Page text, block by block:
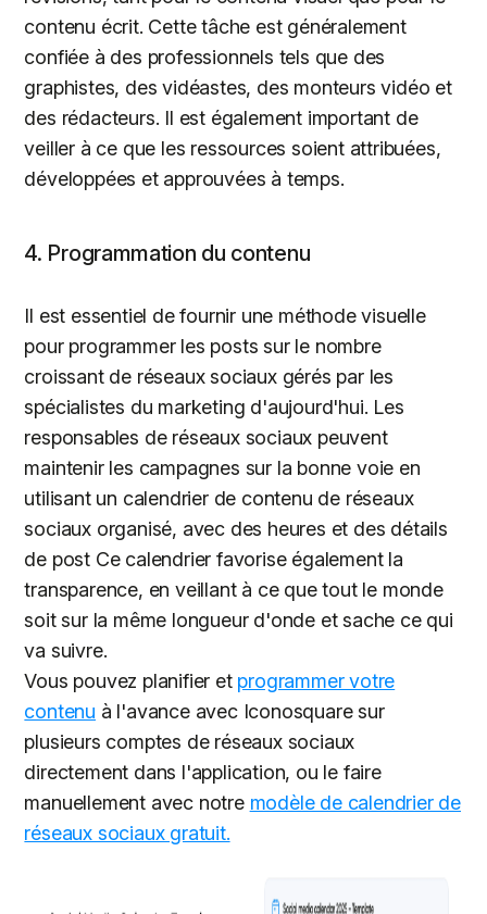
contenu écrit. Cette tâche est généralement
confiée à des professionnels tels que des
graphistes, des vidéastes, des monteurs vidéo et
des rédacteurs. Il est également important de
veiller à ce que les ressources soient attribuées,
développées et approuvées à temps.
4. Programmation du contenu
Il est essentiel de fournir une méthode visuelle
pour programmer les posts sur le nombre
croissant de réseaux sociaux gérés par les
spécialistes du marketing d'aujourd'hui. Les
responsables de réseaux sociaux peuvent
maintenir les campagnes sur la bonne voie en
utilisant un calendrier de contenu de réseaux
sociaux organisé, avec des heures et des détails
de post Ce calendrier favorise également la
transparence, en veillant à ce que tout le monde
soit sur la même longueur d'onde et sache ce qui
va suivre.
Vous pouvez planifier et programmer votre
contenu à l'avance avec Iconosquare sur
plusieurs comptes de réseaux sociaux
directement dans l'application, ou le faire
manuellement avec notre modèle de calendrier de
réseaux sociaux gratuit.